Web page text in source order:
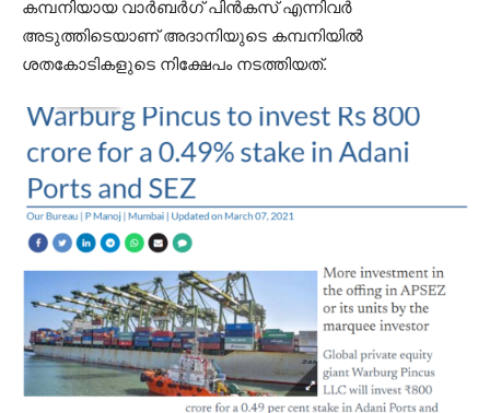
കമ്പനിയായ വാര്‍ബര്‍ഗ് പിന്‍കസ് എന്നിവര്‍
അടുത്തിടെയാണ് അദാനിയുടെ കമ്പനിയില്‍
ശതകോടികളുടെ നിക്ഷേപം നടത്തിയത്.